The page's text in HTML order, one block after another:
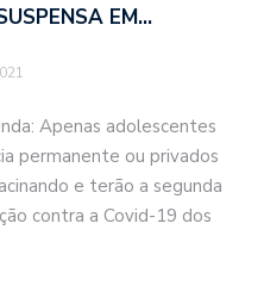
EM…
Apenas adolescentes
permanente ou privados
e terão a segunda
contra a Covid-19 dos